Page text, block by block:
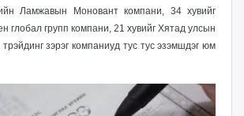
Ламжавын Моновант компани, 34 хувийг
глобал групп компани, 21 хувийг Хятад улсын
зэрэг компаниуд тус тус эзэмшдэг юм